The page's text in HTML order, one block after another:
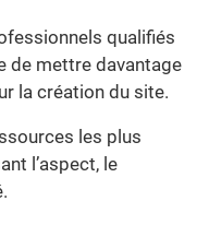
qualifiés
de mettre davantage
la création du site.
les plus
l’aspect, le